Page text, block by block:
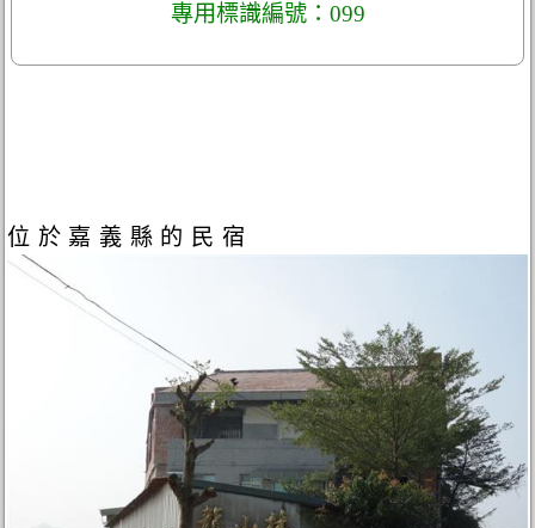
專用標識編號：099
位於嘉義縣的民宿